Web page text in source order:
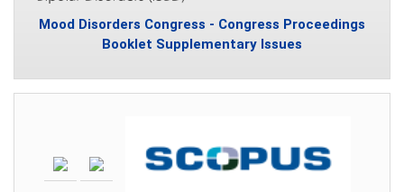
Mood Disorders Congress - Congress Proceedings
Booklet Supplementary Issues